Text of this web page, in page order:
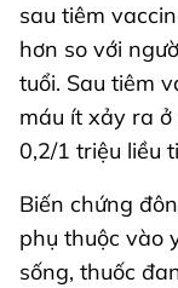
sau tiêm
hơn so với
tuổi. Sau tiêm
máu ít xảy ra
0,2/1 triệu liều
Biến chứng
phụ thuộc vào
sống, thuốc